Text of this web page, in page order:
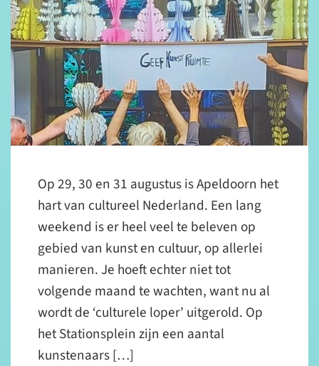
Op 29, 30 en 31 augustus is Apeldoorn het
hart van cultureel Nederland. Een lang
weekend is er heel veel te beleven op
gebied van kunst en cultuur, op allerlei
manieren. Je hoeft echter niet tot
volgende maand te wachten, want nu al
wordt de ‘culturele loper’ uitgerold. Op
het Stationsplein zijn een aantal
kunstenaars […]